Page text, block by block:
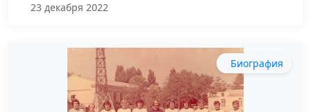
23 декабря 2022
Биография